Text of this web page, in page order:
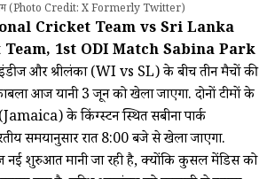
(Photo Credit: X Formerly Twitter)
Cricket Team vs Sri Lanka
1st ODI Match Sabina Park
और श्रीलंका (WI vs SL) के बीच तीन मैचों की
आज यानी 3 जून को खेला जाएगा. दोनों टीमों के
के किंग्स्टन स्थित सबीना पार्क
समयानुसार रात 8:00 बजे से खेला जाएगा.
नई शुरुआत मानी जा रही है, क्योंकि कुसल मेंडिस को